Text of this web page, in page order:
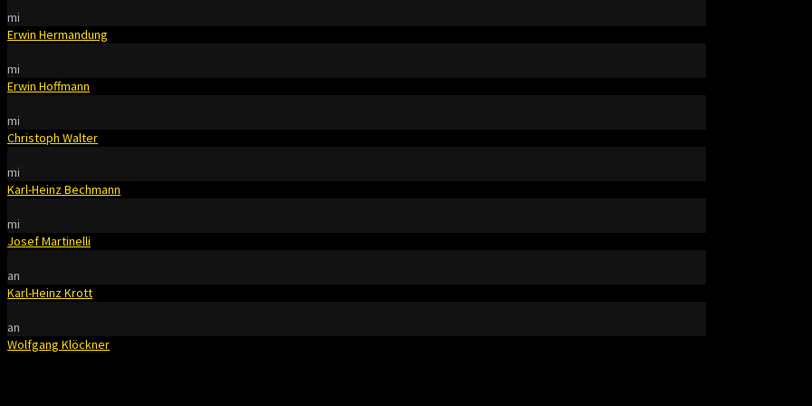
mi
Erwin Hermandung
mi
Erwin Hoffmann
mi
Christoph Walter
mi
Karl-Heinz Bechmann
mi
Josef Martinelli
an
Karl-Heinz Krott
an
Wolfgang Klöckner